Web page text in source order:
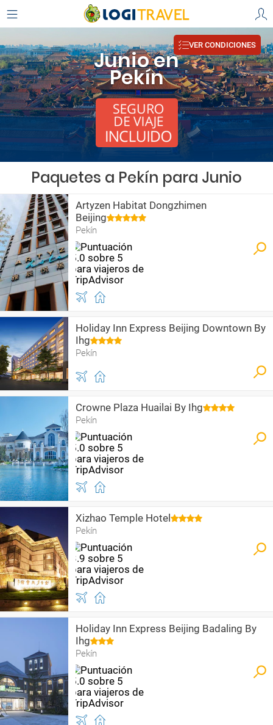
Junio en
Pekín
VER CONDICIONES
Paquetes a Pekín para Junio
Artyzen Habitat Dongzhimen
Beijing
Pekín
Holiday Inn Express Beijing Downtown By
Ihg
Pekín
Crowne Plaza Huailai By Ihg
Pekín
Xizhao Temple Hotel
Pekín
Holiday Inn Express Beijing Badaling By
Ihg
Pekín